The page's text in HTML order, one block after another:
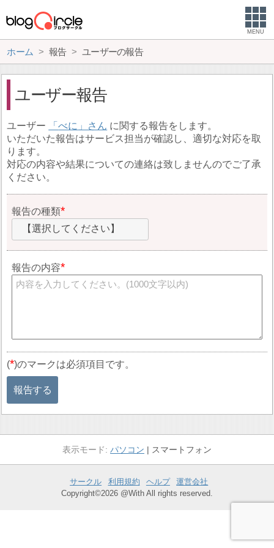
MENU
ホーム 報告 ユーザーの報告
ユーザー報告
ユーザー べに
に関する報告をします。
いただいた報告はサービス担当が確認し、適切な対応を取
ります。
対応の内容や結果についての連絡は致しませんのでご了承
ください。
報告の種類
【選択してください】
報告の内容
(*)のマークは必須項目です。
報告する
パソコン スマートフォン
サークル 利用規約 ヘルプ
運営会社
Copyright©2026 @With All rights reserved.